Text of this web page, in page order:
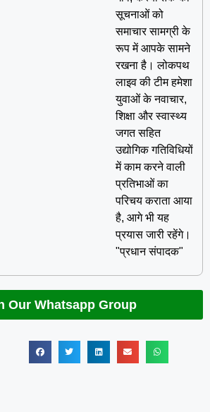
सूचनाओं को
समाचार सामग्री के
रूप में आपके सामने
रखना है। लोकपथ
लाइव की टीम हमेशा
युवाओं के नवाचार,
शिक्षा और स्वास्थ्य
जगत सहित
उद्योगिक गतिविधियों
में काम करने वाली
प्रतिभाओं का
परिचय कराता आया
है, आगे भी यह
प्रयास जारी रहेंगे।
"प्रधान संपादक"
Our Whatsapp Group